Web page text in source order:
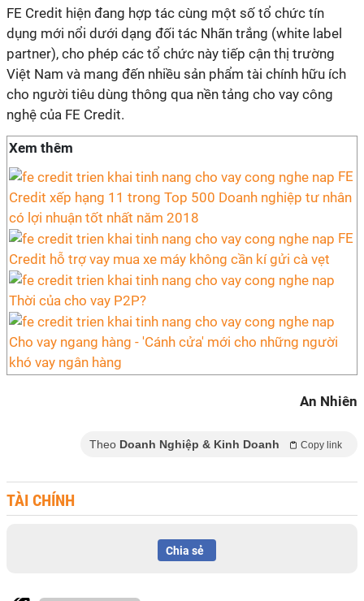
FE Credit hiện đang hợp tác cùng một số tổ chức tín
dụng mới nổi dưới dạng đối tác Nhãn trắng (white label
partner), cho phép các tổ chức này tiếp cận thị trường
Việt Nam và mang đến nhiều sản phẩm tài chính hữu ích
cho người tiêu dùng thông qua nền tảng cho vay công
nghệ của FE Credit.
Xem thêm
FE
Credit xếp hạng 11 trong Top 500 Doanh nghiệp tư nhân
có lợi nhuận tốt nhất năm 2018
FE
Credit hỗ trợ vay mua xe máy không cần kí gửi cà vẹt
Thời của cho vay P2P?
Cho vay ngang hàng - 'Cánh cửa' mới cho những người
khó vay ngân hàng
An Nhiên
Theo Doanh Nghiệp & Kinh Doanh Copy link
TÀI CHÍNH
Chia sẻ